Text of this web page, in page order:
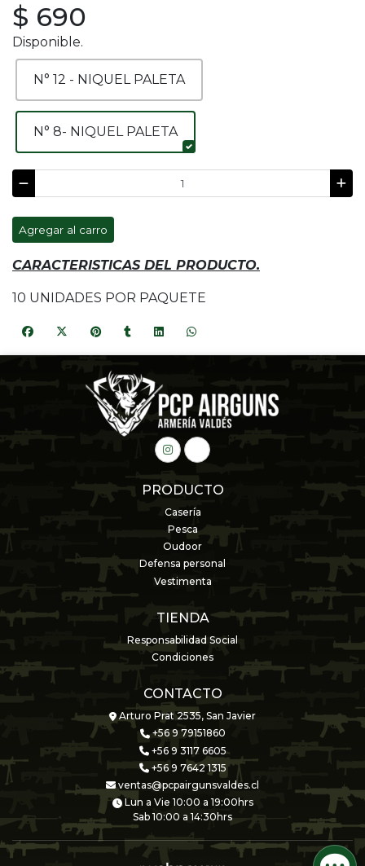
$ 690
Disponible.
N° 12 - NIQUEL PALETA
N° 8- NIQUEL PALETA
Agregar al carro
CARACTERISTICAS DEL PRODUCTO.
10 UNIDADES POR PAQUETE
PRODUCTO
Casería
Pesca
Oudoor
Defensa personal
Vestimenta
TIENDA
Responsabilidad Social
Condiciones
CONTACTO
Arturo Prat 2535, San Javier
+56 9 79151860
+56 9 3117 6605
+56 9 7642 1315
ventas@pcpairgunsvaldes.cl
Lun a Vie 10:00 a 19:00hrs
Sab 10:00 a 14:30hrs